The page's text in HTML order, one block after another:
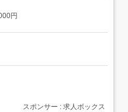
円(7...
円
スポンサー : 求人ボックス